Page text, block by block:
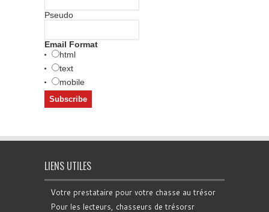
Pseudo
Email Format
html
text
mobile
LIENS UTILES
Votre prestataire pour votre chasse au trésor
Pour les lecteurs, chasseurs de trésorsr